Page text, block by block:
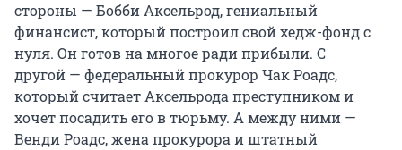
стороны — Бобби Аксельрод, гениальный
финансист, который построил свой хедж-фонд с
нуля. Он готов на многое ради прибыли. С
другой — федеральный прокурор Чак Роадс,
который считает Аксельрода преступником и
хочет посадить его в тюрьму. А между ними —
Венди Роадс, жена прокурора и штатный